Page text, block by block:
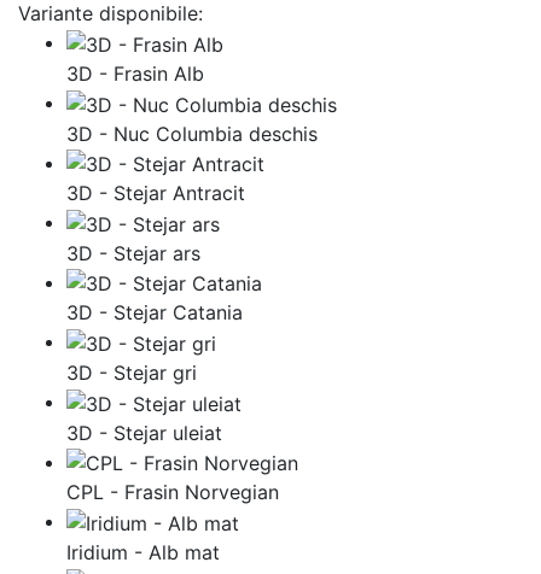
Variante disponibile:
3D - Frasin Alb
3D - Nuc Columbia deschis
3D - Stejar Antracit
3D - Stejar ars
3D - Stejar Catania
3D - Stejar gri
3D - Stejar uleiat
CPL - Frasin Norvegian
Iridium - Alb mat